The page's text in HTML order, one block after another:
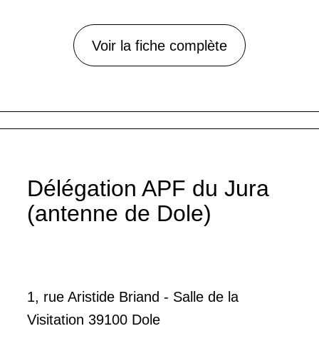
Voir la fiche complète
Délégation APF du Jura
(antenne de Dole)
1, rue Aristide Briand - Salle de la
Visitation 39100 Dole